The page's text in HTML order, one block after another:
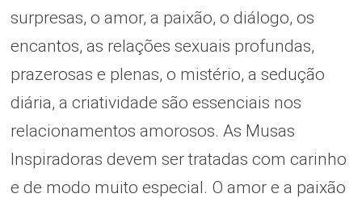
surpresas, o amor, a paixão, o diálogo, os
encantos, as relações sexuais profundas,
prazerosas e plenas, o mistério, a sedução
diária, a criatividade são essenciais nos
relacionamentos amorosos. As Musas
Inspiradoras devem ser tratadas com carinho
e de modo muito especial. O amor e a paixão